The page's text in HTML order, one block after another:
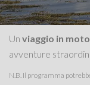
Un viaggio in
avventure
N.B. Il programma